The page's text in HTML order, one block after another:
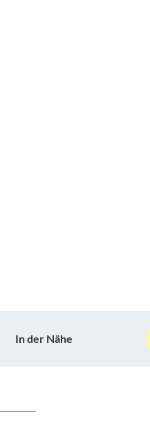
In der Nähe